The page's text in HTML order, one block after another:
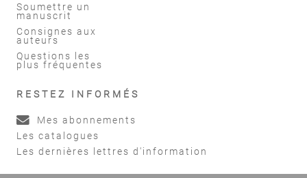
Soumettre un
manuscrit
Consignes aux
auteurs
Questions les
plus fréquentes
RESTEZ INFORMÉS
Mes abonnements
Les catalogues
Les dernières lettres d'information